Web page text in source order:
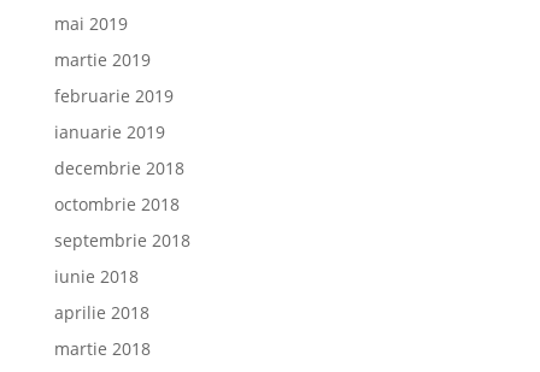
mai 2019
martie 2019
februarie 2019
ianuarie 2019
decembrie 2018
octombrie 2018
septembrie 2018
iunie 2018
aprilie 2018
martie 2018